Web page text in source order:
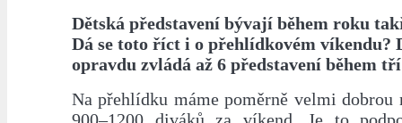
Dětská představení bývají během roku
Dá se toto říct i o přehlídkovém víkendu?
opravdu zvládá až 6 představení během
Na přehlídku máme poměrně velmi dobrou